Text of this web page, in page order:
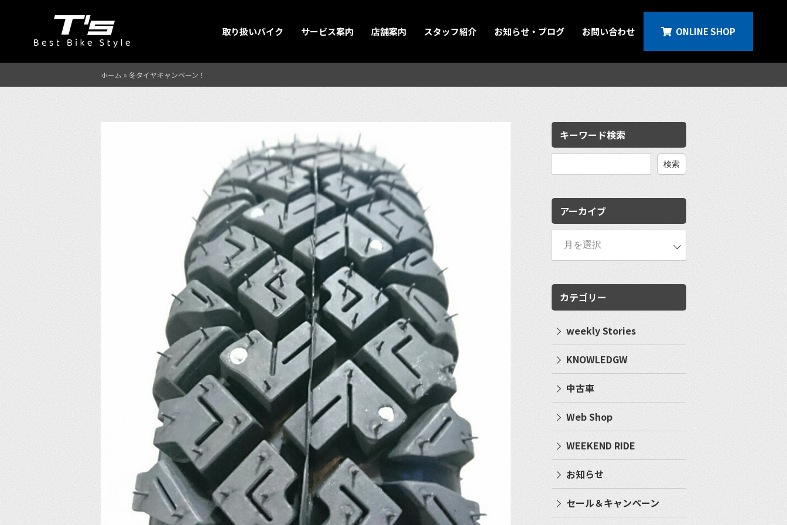
取り扱いバイク サービス案内 店舗案内 スタッフ紹介 お知らせ・ブログ お問い合わせ ONLINE SHOP
ホーム » 冬タイヤキャンペーン！
キーワード検索
検
アーカイブ
カテゴリー
weekly Stories
KNOWLEDGW
中古車
Web Shop
WEEKEND RIDE
お知らせ
セール＆キャンペーン